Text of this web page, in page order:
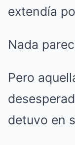
extendía
Nada
Pero
detuvo en